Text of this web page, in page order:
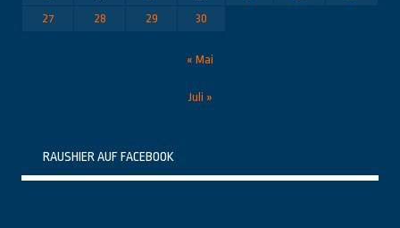
27
28 29 30
« Mai
Juli »
RAUSHIER AUF FACEBOOK